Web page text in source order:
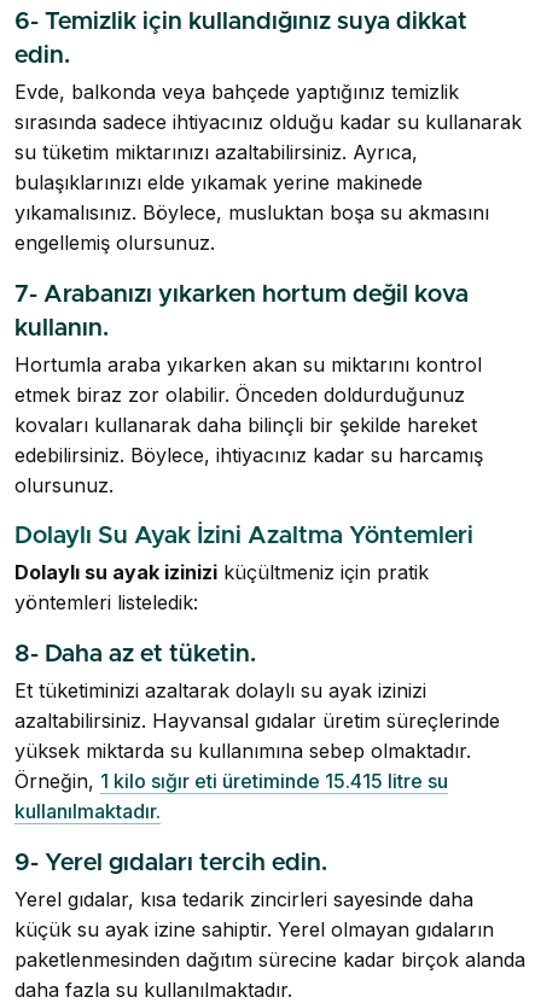
6- Temizlik için kullandığınız suya dikkat
edin.
Evde, balkonda veya bahçede yaptığınız temizlik
sırasında sadece ihtiyacınız olduğu kadar su kullanarak
su tüketim miktarınızı azaltabilirsiniz. Ayrıca,
bulaşıklarınızı elde yıkamak yerine makinede
yıkamalısınız. Böylece, musluktan boşa su akmasını
engellemiş olursunuz.
7- Arabanızı yıkarken hortum değil kova
kullanın.
Hortumla araba yıkarken akan su miktarını kontrol
etmek biraz zor olabilir. Önceden doldurduğunuz
kovaları kullanarak daha bilinçli bir şekilde hareket
edebilirsiniz. Böylece, ihtiyacınız kadar su harcamış
olursunuz.
Dolaylı Su Ayak İzini Azaltma Yöntemleri
Dolaylı su ayak izinizi küçültmeniz için pratik
yöntemleri listeledik:
8- Daha az et tüketin.
Et tüketiminizi azaltarak dolaylı su ayak izinizi
azaltabilirsiniz. Hayvansal gıdalar üretim süreçlerinde
yüksek miktarda su kullanımına sebep olmaktadır.
Örneğin, 1 kilo sığır eti üretiminde 15.415 litre su
kullanılmaktadır.
9- Yerel gıdaları tercih edin.
Yerel gıdalar, kısa tedarik zincirleri sayesinde daha
küçük su ayak izine sahiptir. Yerel olmayan gıdaların
paketlenmesinden dağıtım sürecine kadar birçok alanda
daha fazla su kullanılmaktadır.